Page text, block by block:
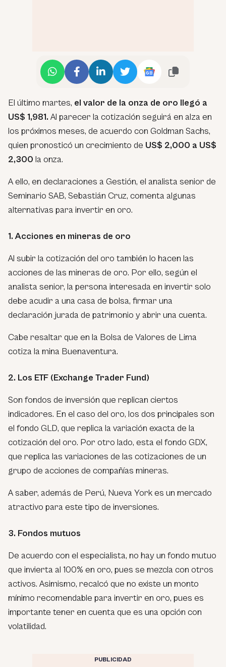
El último martes, el valor de la onza de oro llegó a
US$ 1,981. Al parecer la cotización seguirá en alza en
los próximos meses, de acuerdo con Goldman Sachs,
quien pronosticó un crecimiento de US$ 2,000 a US$
2,300 la onza.
A ello, en declaraciones a Gestión, el analista senior de
Seminario SAB, Sebastián Cruz, comenta algunas
alternativas para invertir en oro.
1. Acciones en mineras de oro
Al subir la cotización del oro también lo hacen las
acciones de las mineras de oro. Por ello, según el
analista senior, la persona interesada en invertir solo
debe acudir a una casa de bolsa, firmar una
declaración jurada de patrimonio y abrir una cuenta.
Cabe resaltar que en la Bolsa de Valores de Lima
cotiza la mina Buenaventura.
2. Los ETF (Exchange Trader Fund)
Son fondos de inversión que replican ciertos
indicadores. En el caso del oro, los dos principales son
el fondo GLD, que replica la variación exacta de la
cotización del oro. Por otro lado, esta el fondo GDX,
que replica las variaciones de las cotizaciones de un
grupo de acciones de compañías mineras.
A saber, además de Perú, Nueva York es un mercado
atractivo para este tipo de inversiones.
3. Fondos mutuos
De acuerdo con el especialista, no hay un fondo mutuo
que invierta al 100% en oro, pues se mezcla con otros
activos. Asimismo, recalcó que no existe un monto
mínimo recomendable para invertir en oro, pues es
importante tener en cuenta que es una opción con
volatilidad.
PUBLICIDAD